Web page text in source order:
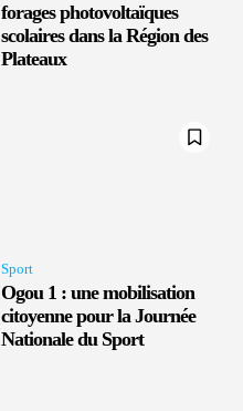
forages photovoltaïques
scolaires dans la Région des
Plateaux
Sport
Ogou 1 : une mobilisation
citoyenne pour la Journée
Nationale du Sport